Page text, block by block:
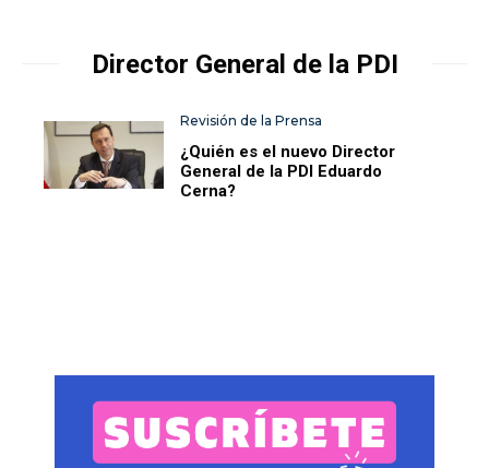
Director General de la PDI
Revisión de la Prensa
¿Quién es el nuevo Director
General de la PDI Eduardo
Cerna?